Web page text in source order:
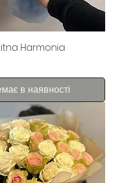
Harmonia
в наявності